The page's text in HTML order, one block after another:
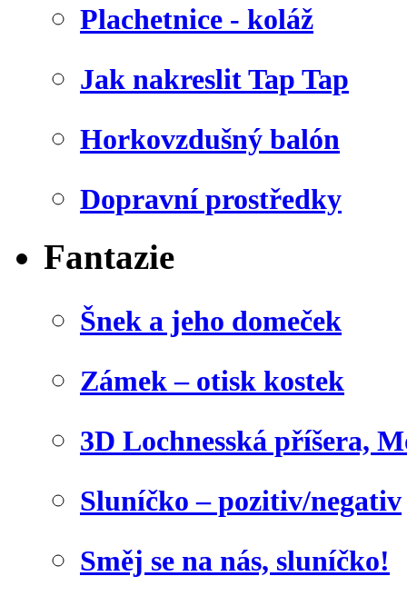
Plachetnice - koláž
Jak nakreslit Tap Tap
Horkovzdušný balón
Dopravní prostředky
Fantazie
Šnek a jeho domeček
Zámek – otisk kostek
3D Lochnesská příšera,
Sluníčko – pozitiv/negativ
Směj se na nás, sluníčko!